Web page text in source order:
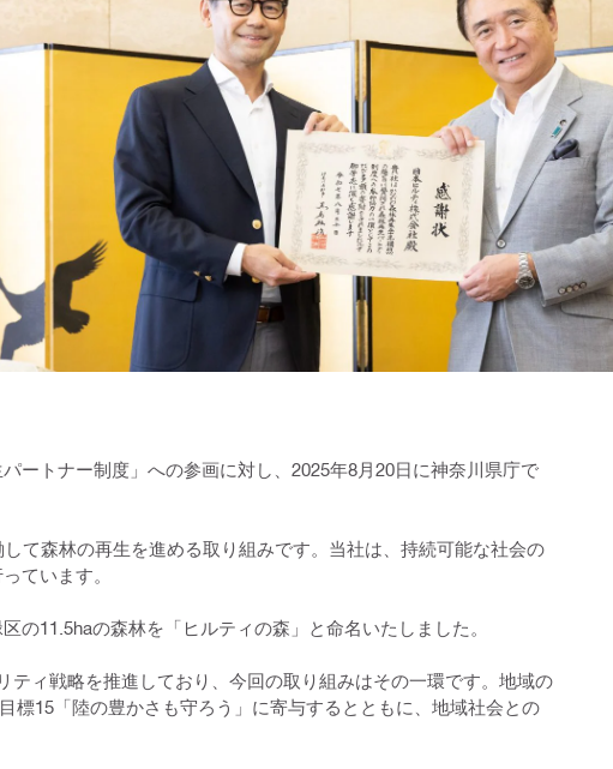
ートナー制度」への参画に対し、2025年8月20日に神奈川県庁で
て森林の再生を進める取り組みです。当社は、持続可能な社会の
ています。
の11.5haの森林を「ヒルティの森」と命名いたしました。
ィ戦略を推進しており、今回の取り組みはその一環です。地域の
標15「陸の豊かさも守ろう」に寄与するとともに、地域社会との